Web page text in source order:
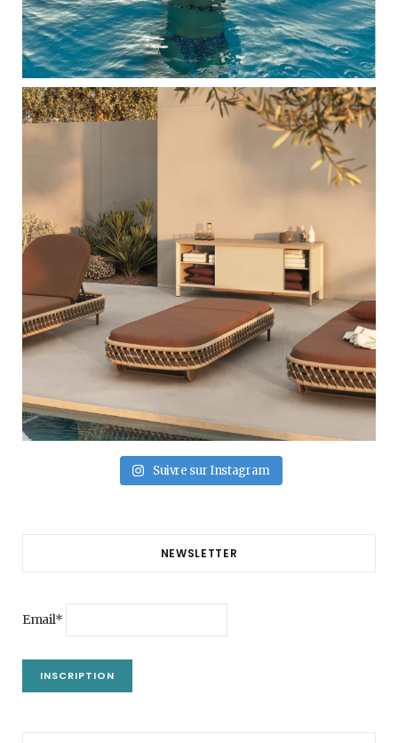
Suivre sur Instagram
NEWSLETTER
Email*